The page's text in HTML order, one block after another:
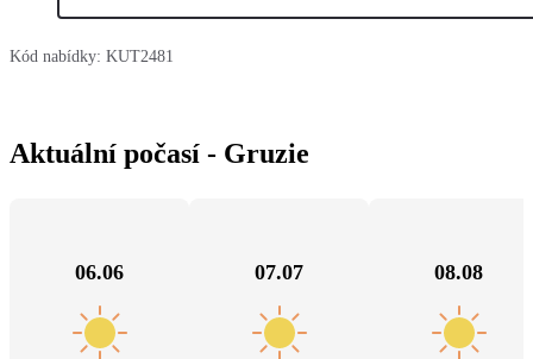
Kód nabídky: KUT2481
Aktuální počasí - Gruzie
06.06 07.07 08.08